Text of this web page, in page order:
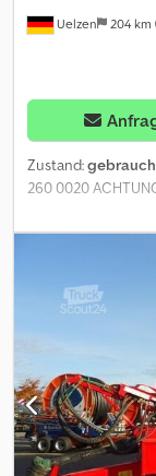
Uelzen 204 km
Zustand:
260 0020
40 km/h 0040 AC
BRE- BER RE 710-
710/45-26.5 0100
HAUPTRAHMEN
ANHAENGUNG
0150
MS 0170 HALBE
LG305 0190
2SPA 305LG STSI
SES AFN 0230
0250